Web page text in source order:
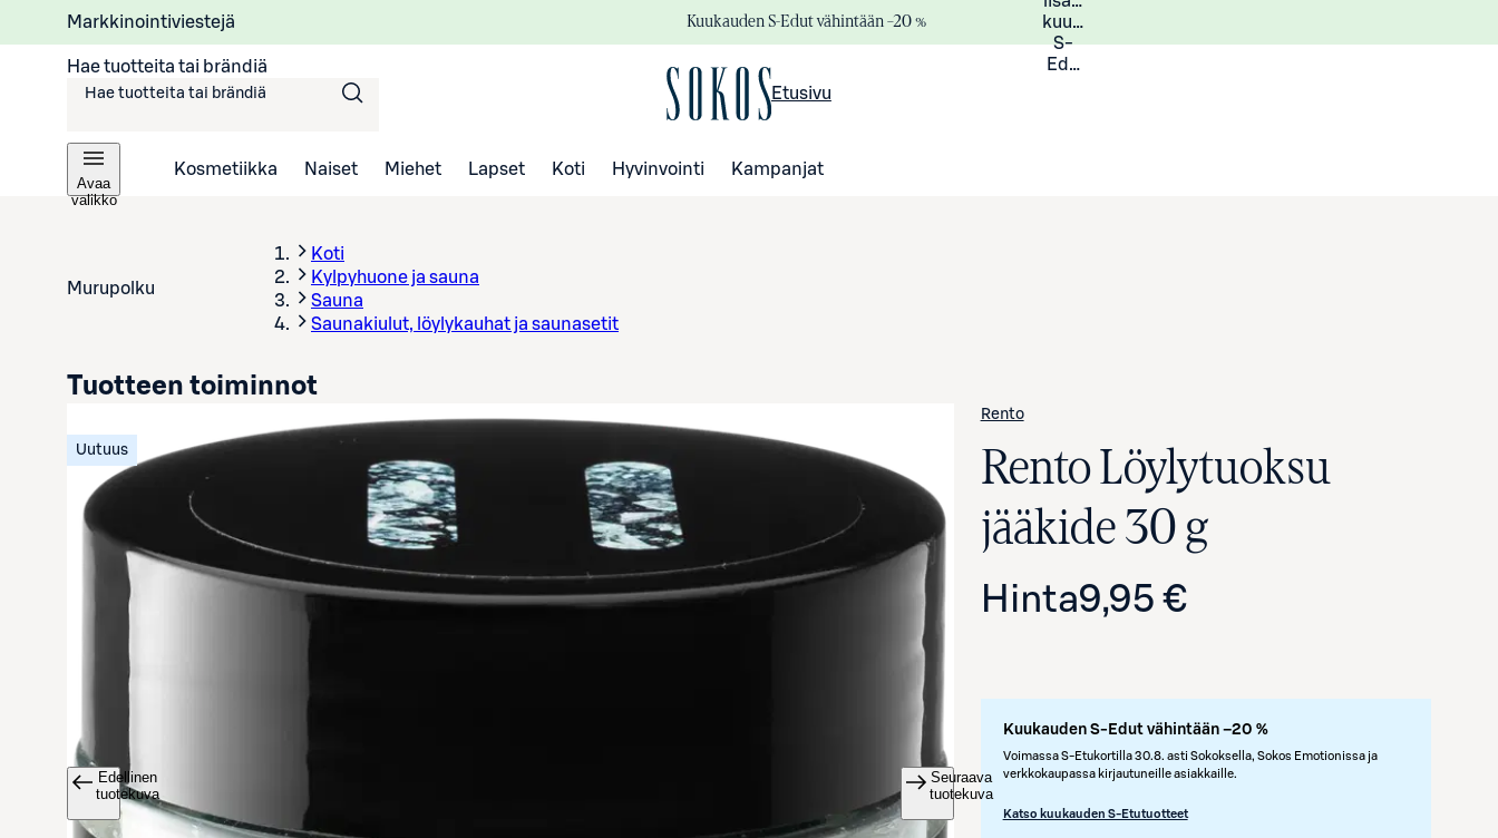
Markkinointiviestejä Kuukauden S-Edut vähintään –20 %
kuukauden
S-
Eduista
Hae tuotteita tai brändiä
Etusivu
Avaa
valikko
Kosmetiikka Naiset Miehet Lapset Koti Hyvinvointi Kampanjat
Murupolku
Koti
Kylpyhuone ja sauna
Sauna
Saunakiulut, löylykauhat ja saunasetit
Uutuus
Edellinen
tuotekuva
Seuraava
tuotekuva
Rento
Rento Löylytuoksu
jääkide 30 g
Hinta9,95 €
Kuukauden S-Edut vähintään –20 %
Voimassa S-Etukortilla 30.8. asti Sokoksella, Sokos Emotionissa ja
verkkokaupassa kirjautuneille asiakkaille.
Katso kuukauden S-Etutuotteet
Tuotteen toiminnot